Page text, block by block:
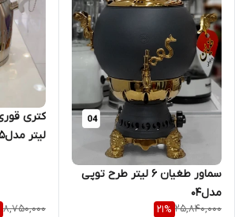
سماور طغیان ۶ لیتر طرح توپی
مدل04
25,840,000
21%
لیتر مدلUN-7295
8,750,000